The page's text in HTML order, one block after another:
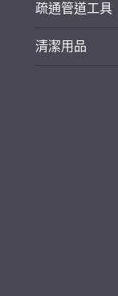
疏通管道工具
清潔用品